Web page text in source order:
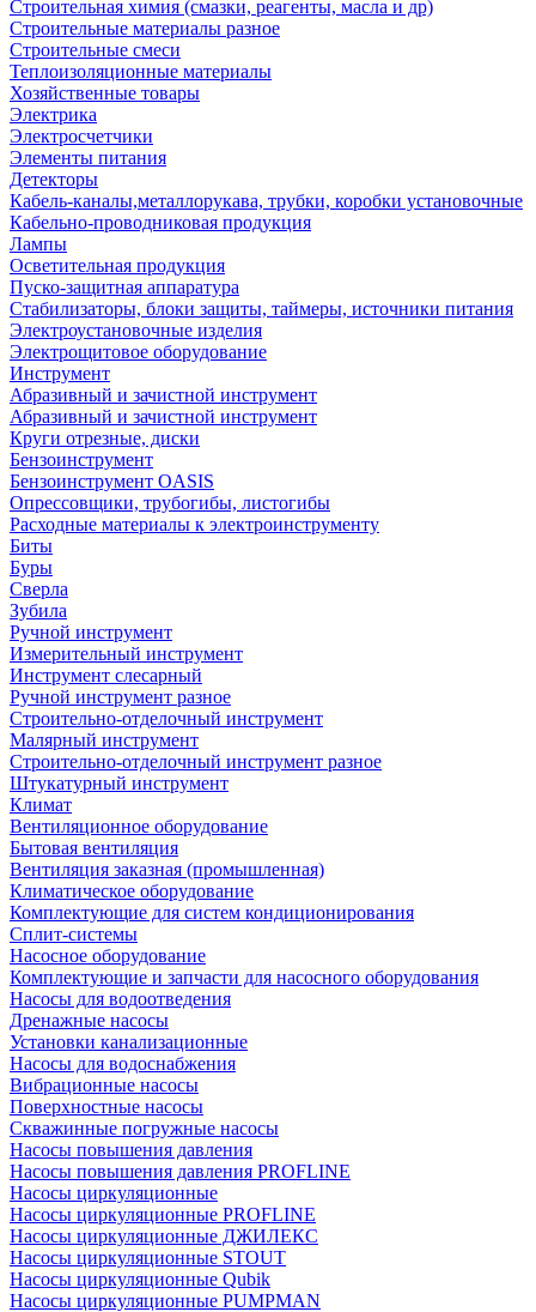
Строительная химия (смазки, реагенты, масла и др)
Строительные материалы разное
Строительные смеси
Теплоизоляционные материалы
Хозяйственные товары
Электрика
Электросчетчики
Элементы питания
Детекторы
Кабель-каналы,металлорукава, трубки, коробки установочные
Кабельно-проводниковая продукция
Лампы
Осветительная продукция
Пуско-защитная аппаратура
Стабилизаторы, блоки защиты, таймеры, источники питания
Электроустановочные изделия
Электрощитовое оборудование
Инструмент
Абразивный и зачистной инструмент
Абразивный и зачистной инструмент
Круги отрезные, диски
Бензоинструмент
Бензоинструмент OASIS
Опрессовщики, трубогибы, листогибы
Расходные материалы к электроинструменту
Биты
Буры
Сверла
Зубила
Ручной инструмент
Измерительный инструмент
Инструмент слесарный
Ручной инструмент разное
Строительно-отделочный инструмент
Малярный инструмент
Строительно-отделочный инструмент разное
Штукатурный инструмент
Климат
Вентиляционное оборудование
Бытовая вентиляция
Вентиляция заказная (промышленная)
Климатическое оборудование
Комплектующие для систем кондиционирования
Сплит-системы
Насосное оборудование
Комплектующие и запчасти для насосного оборудования
Насосы для водоотведения
Дренажные насосы
Установки канализационные
Насосы для водоснабжения
Вибрационные насосы
Поверхностные насосы
Скважинные погружные насосы
Насосы повышения давления
Насосы повышения давления PROFLINE
Насосы циркуляционные
Насосы циркуляционные PROFLINE
Насосы циркуляционные ДЖИЛЕКС
Насосы циркуляционные STOUT
Насосы циркуляционные Qubik
Насосы циркуляционные PUMPMAN